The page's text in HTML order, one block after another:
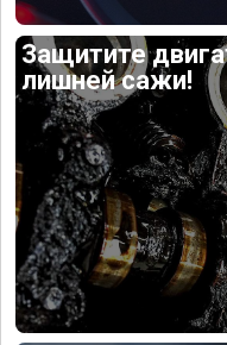
Защитите
лишней сажи!